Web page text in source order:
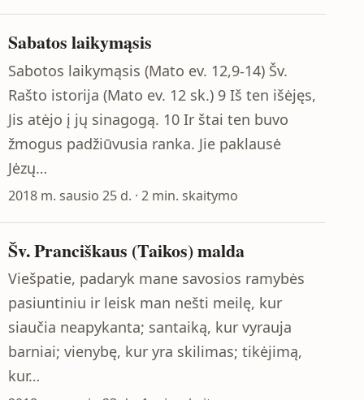
Sabatos laikymąsis
Sabotos laikymąsis (Mato ev. 12,9-14) Šv.
Rašto istorija (Mato ev. 12 sk.) 9 Iš ten išėjęs,
Jis atėjo į jų sinagogą. 10 Ir štai ten buvo
žmogus padžiūvusia ranka. Jie paklausė
Jėzų…
2018 m. sausio 25 d. · 2 min. skaitymo
Šv. Pranciškaus (Taikos) malda
Viešpatie, padaryk mane savosios ramybės
pasiuntiniu ir leisk man nešti meilę, kur
siaučia neapykanta; santaiką, kur vyrauja
barniai; vienybę, kur yra skilimas; tikėjimą,
kur…